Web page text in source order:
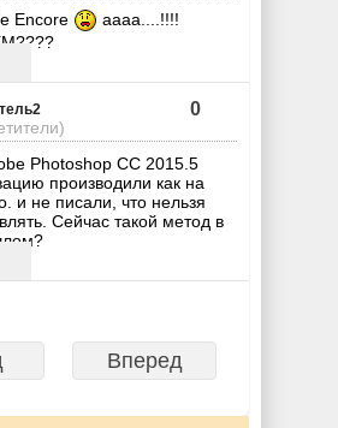
Encore
аааа....!!!!
0
Photoshop CC 2015.5
производили как на
и не писали, что нельзя
Сейчас такой метод в
Вперед